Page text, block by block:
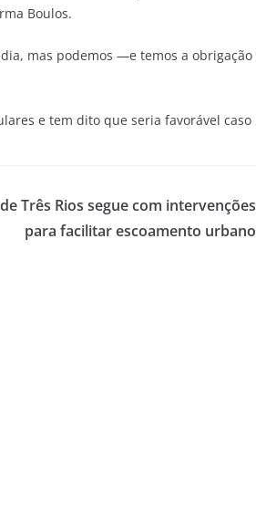
Boulos.
mas podemos —e temos a obrigação
e tem dito que seria favorável caso
Três Rios segue com intervenções
para facilitar escoamento urbano